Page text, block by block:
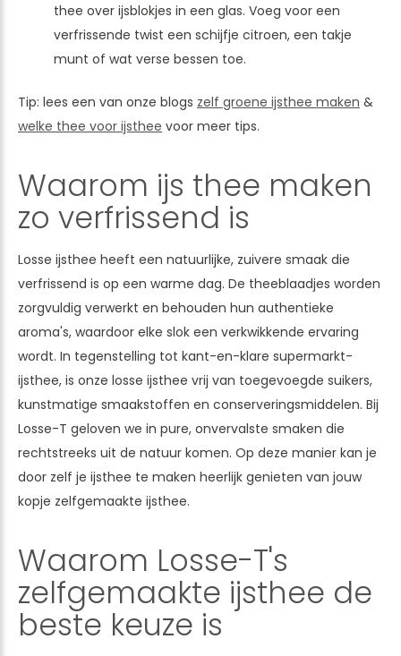
thee over ijsblokjes in een glas. Voeg voor een
verfrissende twist een schijfje citroen, een takje
munt of wat verse bessen toe.
Tip: lees een van onze blogs zelf groene ijsthee maken &
welke thee voor ijsthee voor meer tips.
Waarom ijs thee maken
zo verfrissend is
Losse ijsthee heeft een natuurlijke, zuivere smaak die
verfrissend is op een warme dag. De theeblaadjes worden
zorgvuldig verwerkt en behouden hun authentieke
aroma's, waardoor elke slok een verkwikkende ervaring
wordt. In tegenstelling tot kant-en-klare supermarkt-
ijsthee, is onze losse ijsthee vrij van toegevoegde suikers,
kunstmatige smaakstoffen en conserveringsmiddelen. Bij
Losse-T geloven we in pure, onvervalste smaken die
rechtstreeks uit de natuur komen. Op deze manier kan je
door zelf je ijsthee te maken heerlijk genieten van jouw
kopje zelfgemaakte ijsthee.
Waarom Losse-T's
zelfgemaakte ijsthee de
beste keuze is